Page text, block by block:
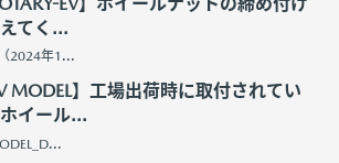
てく...
2024年1...
MODEL】工場出荷時に取付されてい
イール...